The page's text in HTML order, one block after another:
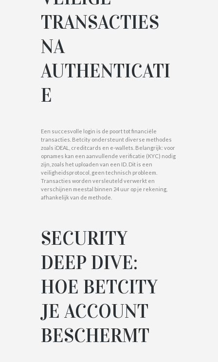
TRANSACTIES
NA
AUTHENTICATI
E
Een succesvolle login is de poort tot financiële
transacties. Betcity ondersteunt diverse methodes
zoals iDEAL, creditcards en e-wallets. Belangrijk: voor
opnames kan een aanvullende verificatie (KYC) nodig
zijn, zoals het uploaden van een ID. Dit is een
veiligheidsprotocol, geen technisch probleem.
Transacties worden versleuteld verwerkt en
verschijnen meestal binnen 24 uur op je rekening,
afhankelijk van de methode.
SECURITY
DEEP DIVE:
HOE BETCITY
JE ACCOUNT
BESCHERMT